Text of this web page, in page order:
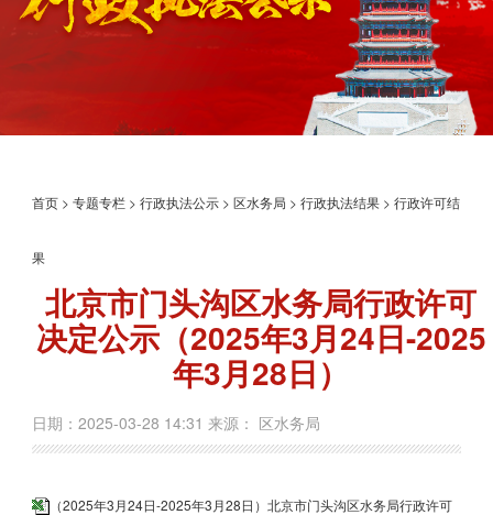
首页 >专题专栏 >行政执法公示 >区水务局 >行政执法结果 >行政许可结
果
北京市门头沟区水务局行政许可
决定公示（2025年3月24日-2025
年3月28日）
日期：2025-03-28 14:31 来源： 区水务局
（2025年3月24日-2025年3月28日）北京市门头沟区水务局行政许可